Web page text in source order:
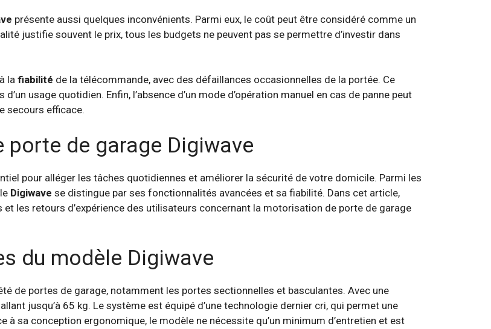
présente aussi quelques inconvénients. Parmi eux, le coût peut être considéré comme un
justifie souvent le prix, tous les budgets ne peuvent pas se permettre d’investir dans
la fiabilité de la télécommande, avec des défaillances occasionnelles de la portée. Ce
usage quotidien. Enfin, l’absence d’un mode d’opération manuel en cas de panne peut
secours efficace.
de garage Digiwave
pour alléger les tâches quotidiennes et améliorer la sécurité de votre domicile. Parmi les
Digiwave se distingue par ses fonctionnalités avancées et sa fiabilité. Dans cet article,
les retours d’expérience des utilisateurs concernant la motorisation de porte de garage
du modèle Digiwave
de portes de garage, notamment les portes sectionnelles et basculantes. Avec une
jusqu’à 65 kg. Le système est équipé d’une technologie dernier cri, qui permet une
sa conception ergonomique, le modèle ne nécessite qu’un minimum d’entretien et est